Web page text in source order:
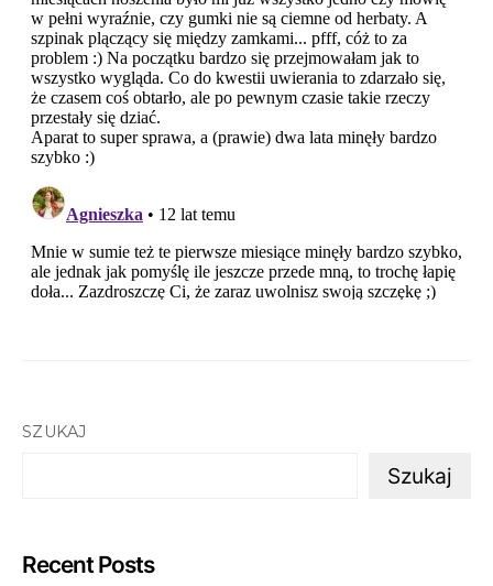
SZUKAJ
Szukaj
Recent Posts